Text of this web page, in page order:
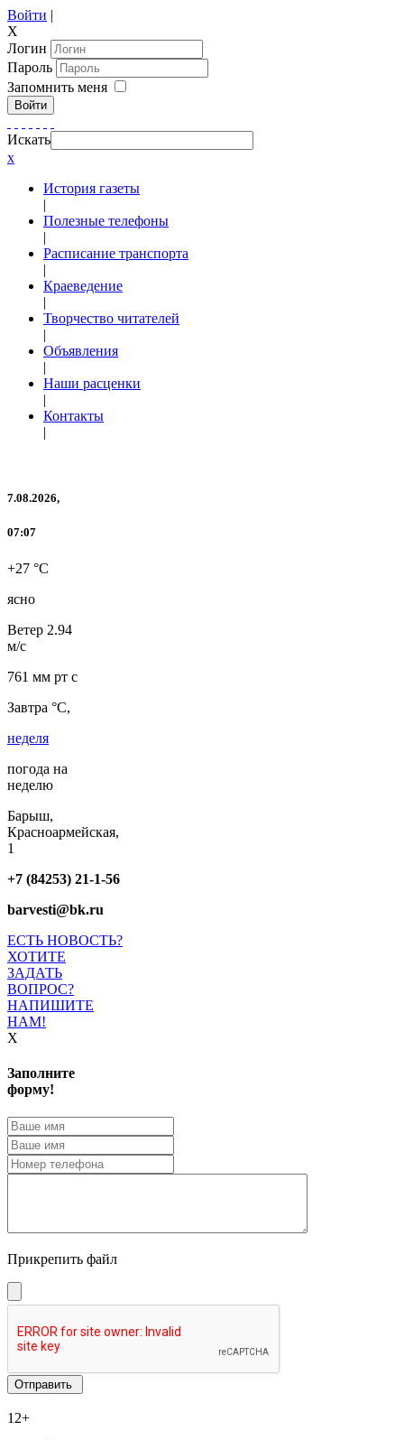
Войти |
X
Логин
Пароль
Запомнить меня
Войти
Искать
x
История газеты
|
Полезные телефоны
|
Расписание транспорта
|
Краеведение
|
Творчество читателей
|
Объявления
|
Наши расценки
|
Контакты
|
7.08.2026,
07:07
+27 °C
ясно
Ветер 2.94
м/с
761 мм рт с
Завтра °C,
неделя
погода на
неделю
Барыш,
Красноармейская,
1
+7 (84253) 21-1-56
barvesti@bk.ru
ЕСТЬ НОВОСТЬ?
ХОТИТЕ
ЗАДАТЬ
ВОПРОС?
НАПИШИТЕ
НАМ!
X
Заполните
форму!
Прикрепить файл
12+